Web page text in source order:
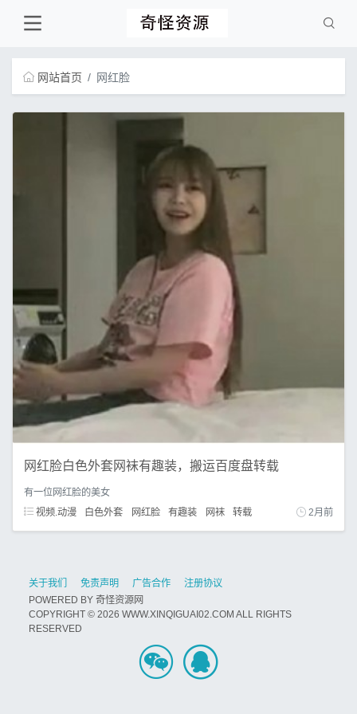
网站首页 网红脸
网红脸白色外套网袜有趣装，搬运百度盘转载
有一位网红脸的美女
视频.动漫
白色外套 网红脸 有趣装 网袜 转载 2月前
关于我们 免责声明 广告合作
注册协议
POWERED BY 奇怪资源网
COPYRIGHT © 2026 WWW.XINQIGUAI02.COM ALL RIGHTS
RESERVED